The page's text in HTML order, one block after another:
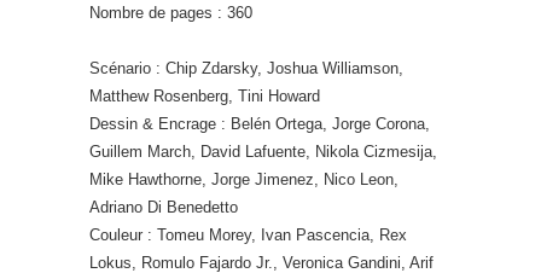
Nombre de pages : 360
Scénario : Chip Zdarsky, Joshua Williamson,
Matthew Rosenberg, Tini Howard
Dessin & Encrage : Belén Ortega, Jorge Corona,
Guillem March, David Lafuente, Nikola Cizmesija,
Mike Hawthorne, Jorge Jimenez, Nico Leon,
Adriano Di Benedetto
Couleur : Tomeu Morey, Ivan Pascencia, Rex
Lokus, Romulo Fajardo Jr., Veronica Gandini, Arif